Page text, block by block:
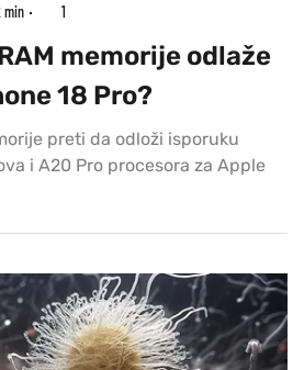
min 1
memorije odlaže
18 Pro?
preti da odloži isporuku
i A20 Pro procesora za Apple